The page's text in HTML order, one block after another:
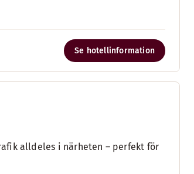
Se hotellinformation
alldeles i närheten – perfekt för